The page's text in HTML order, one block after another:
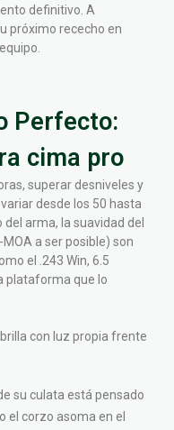
definitivo. A
próximo rececho en
Perfecto:
cima pro
superar desniveles y
desde los 50 hasta
arma, la suavidad del
a ser posible) son
el .243 Win, 6.5
plataforma que lo
brilla con luz propia frente
su culata está pensado
el corzo asoma en el